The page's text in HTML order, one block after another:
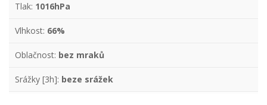
Tlak: 1016hPa
Vlhkost: 66%
Oblačnost: bez mraků
Srážky [3h]: beze srážek